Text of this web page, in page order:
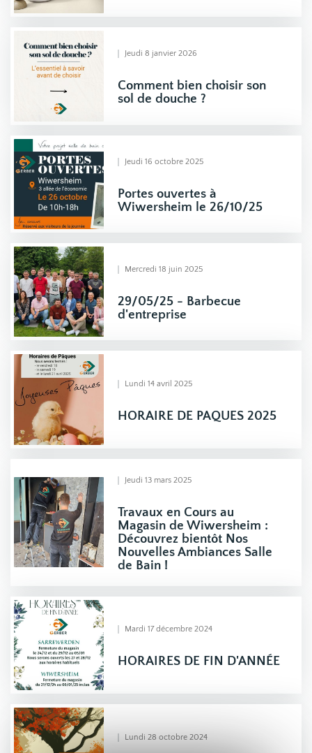
Jeudi 8 janvier 2026
Comment bien choisir son
sol de douche ?
Jeudi 16 octobre 2025
Portes ouvertes à
Wiwersheim le 26/10/25
Mercredi 18 juin 2025
29/05/25 - Barbecue
d'entreprise
Lundi 14 avril 2025
HORAIRE DE PAQUES 2025
Jeudi 13 mars 2025
Travaux en Cours au
Magasin de Wiwersheim :
Découvrez bientôt Nos
Nouvelles Ambiances Salle
de Bain !
Mardi 17 décembre 2024
HORAIRES DE FIN D'ANNÉE
Lundi 28 octobre 2024